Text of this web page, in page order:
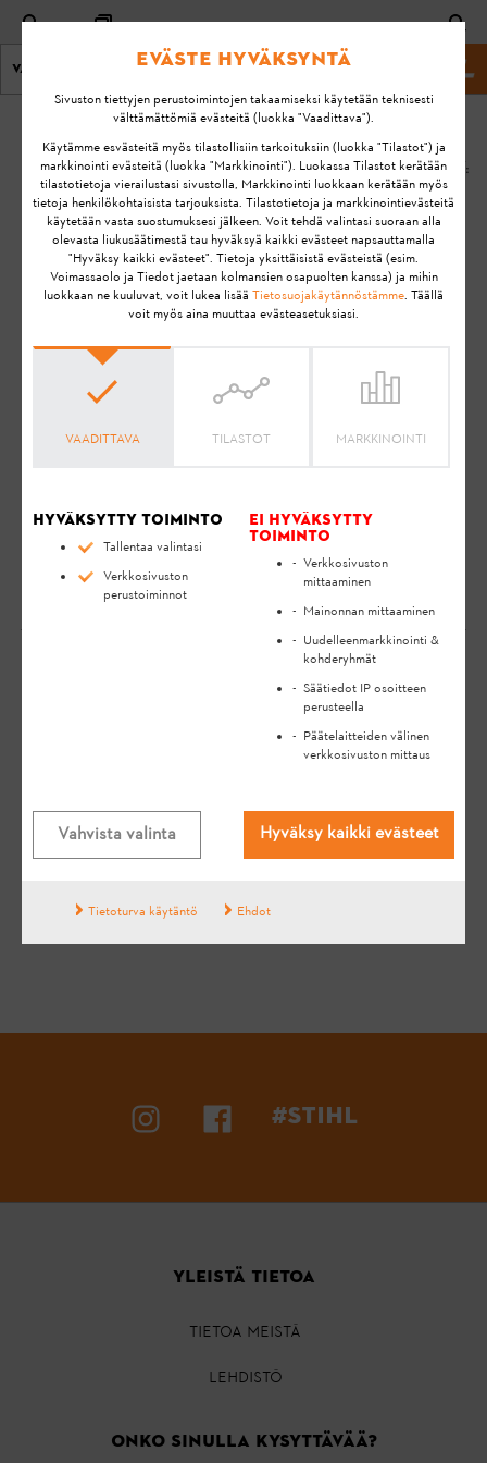
Valikko stihl.fi
KA-01114
En ole kaupallinen
käyttäjä eikä
minulla ole
asiakkaita. Onko
silti mahdollista
työtehtäviä ja
huoltoja?
STIHL connected
PÄIVITETTY:
8.10.2020
FAQ
How To & Tips
Voit suunnitella ja suorittaa työtehtäviä ja huoltoja
myös ilman asiakkaita.
MIELIPITEESI ON MEILLE TÄRKEÄ!
SAITKO VASTAUKSEN
#STIHL
YLEISTÄ TIETOA
TIETOA MEISTÄ
LEHDISTÖ
ONKO SINULLA KYSYTTÄVÄÄ?
Eväste hyväksyntä
Sivuston tiettyjen perustoimintojen takaamiseksi käytetään teknisesti
välttämättömiä evästeitä (luokka "Vaadittava").
Käytämme esvästeitä myös tilastollisiin tarkoituksiin (luokka "Tilastot") ja
markkinointi evästeitä (luokka "Markkinointi"). Luokassa Tilastot kerätään
tilastotietoja vierailustasi sivustolla, Markkinointi luokkaan kerätään myös
tietoja henkilökohtaisista tarjouksista. Tilastotietoja ja markkinointievästeitä
käytetään vasta suostumuksesi jälkeen. Voit tehdä valintasi suoraan alla
olevasta liukusäätimestä tau hyväksyä kaikki evästeet napsauttamalla
"Hyväksy kaikki evästeet". Tietoja yksittäisistä evästeistä (esim.
Voimassaolo ja Tiedot jaetaan kolmansien osapuolten kanssa) ja mihin
luokkaan ne kuuluvat, voit lukea lisää Tietosuojakäytännöstämme. Täällä
voit myös aina muuttaa evästeasetuksiasi.
VAADITTAVA TILASTOT MARKKINOINTI
Hyväksytty toiminto
Tallentaa valintasi
Verkkosivuston
perustoiminnot
Ei hyväksytty
toiminto
Verkkosivuston
mittaaminen
Mainonnan mittaaminen
Uudelleenmarkkinointi &
kohderyhmät
Säätiedot IP osoitteen
perusteella
Päätelaitteiden välinen
verkkosivuston mittaus
Vahvista valinta Hyväksy kaikki evästeet
Tietoturva käytäntö Ehdot